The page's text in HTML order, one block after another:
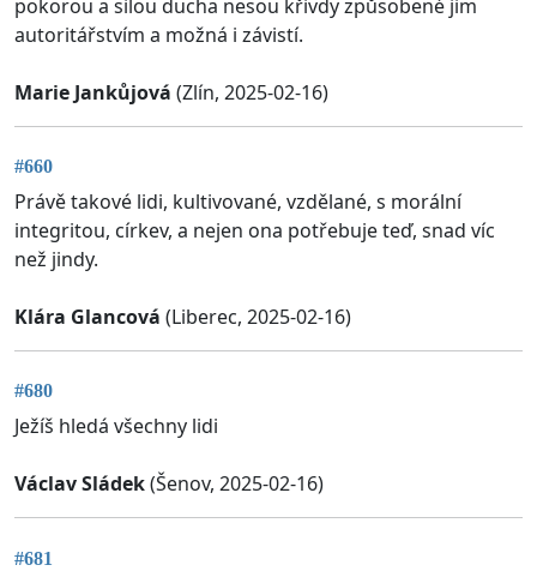
pokorou a silou ducha nesou křivdy způsobené jim
autoritářstvím a možná i závistí.
Marie Jankůjová (Zlín, 2025-02-16)
#660
Právě takové lidi, kultivované, vzdělané, s morální
integritou, církev, a nejen ona potřebuje teď, snad víc
než jindy.
Klára Glancová (Liberec, 2025-02-16)
#680
Ježíš hledá všechny lidi
Václav Sládek(Šenov, 2025-02-16)
#681